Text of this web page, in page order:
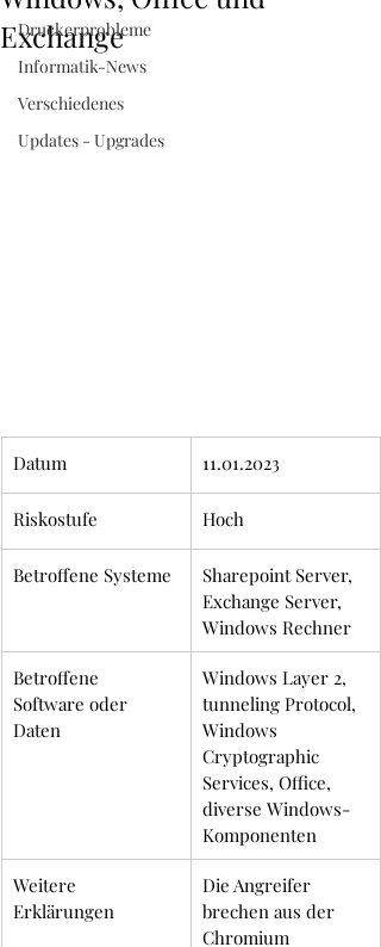
52 38 60
Druckerprobleme
Informatik-News
Verschiedenes
Updates - Upgrades
Exchange
Datum 11.01.2023
Riskostufe Hoch
Betroffene Systeme
Sharepoint Server,
Exchange Server,
Windows Rechner
Betroffene
Software oder
Daten
Windows Layer 2,
tunneling Protocol,
Windows
Cryptographic
Services, Office,
diverse Windows-
Komponenten
Weitere
Erklärungen
Die Angreifer
brechen aus der
Chromium